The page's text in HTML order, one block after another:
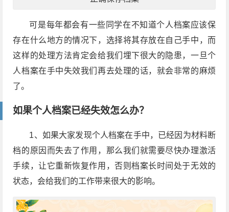
可是每年都会有一些同学在不知道个人档案应该保
存在什么地方的情况下，选择将其存放在自己手中，而
这样的处理方法肯定会给我们埋下很大的隐患，一旦个
人档案在手中失效我们再去处理的话，就会非常的麻烦
了。
如果个人档案已经失效怎么办？
1、如果大家发现个人档案在手中，已经因为材料断
档的原因而失去了作用，那么我们就需要尽快办理激活
手续，让它重新恢复作用，否则档案长时间处于无效的
状态，会给我们的工作带来很大的影响。